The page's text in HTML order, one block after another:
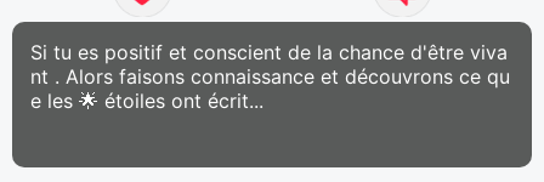
Si tu es positif et conscient de la chance d'être viva
nt . Alors faisons connaissance et découvrons ce qu
e les 🌟 étoiles ont écrit...